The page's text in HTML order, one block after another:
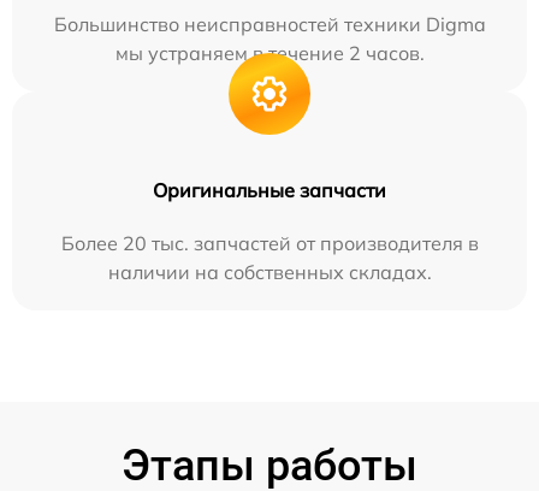
Большинство неисправностей техники Digma
мы устраняем в течение 2 часов.
Оригинальные запчасти
Более 20 тыс. запчастей от производителя в
наличии на собственных складах.
Этапы работы